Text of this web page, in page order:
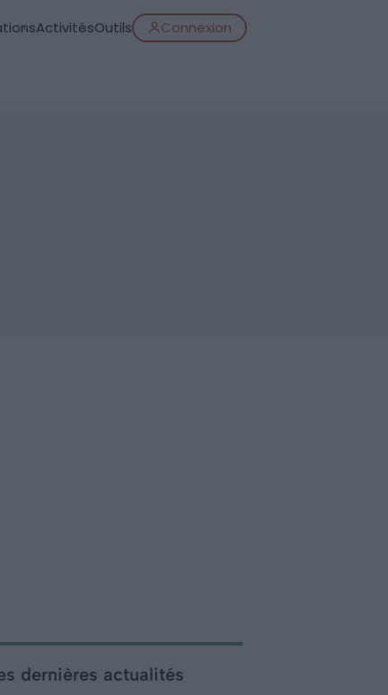
ActivitésOutils Connexion
dernières actualités